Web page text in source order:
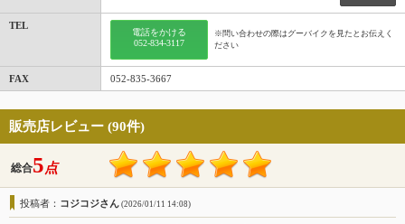
TEL
電話をかける
052-834-3117
※問い合わせの際はグーバイクを見たとお伝えく
ださい
FAX 052-835-3667
販売店レビュー (90件)
総合5点
投稿者： コジコジさん (2026/01/11 14:08)